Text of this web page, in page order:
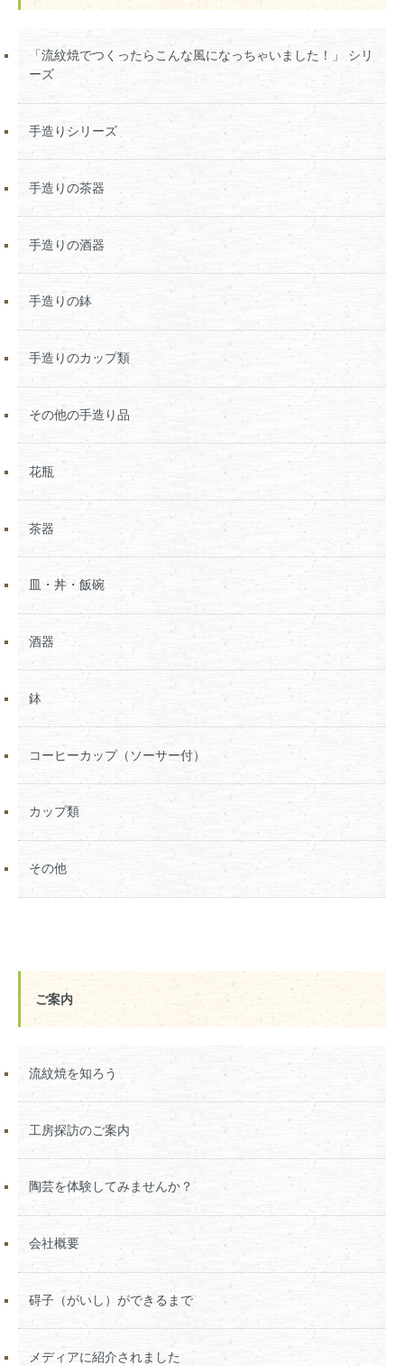
「流紋焼でつくったらこんな風になっちゃいました！」 シリ
ーズ
手造りシリーズ
手造りの茶器
手造りの酒器
手造りの鉢
手造りのカップ類
その他の手造り品
花瓶
茶器
皿・丼・飯碗
酒器
鉢
コーヒーカップ（ソーサー付）
カップ類
その他
ご案内
流紋焼を知ろう
工房探訪のご案内
陶芸を体験してみませんか？
会社概要
碍子（がいし）ができるまで
メディアに紹介されました